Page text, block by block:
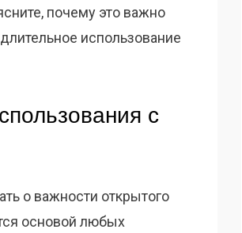
почему это важно
использование
с
о важности открытого
основой любых